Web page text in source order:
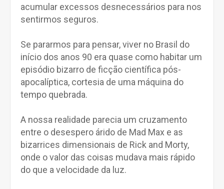
acumular excessos desnecessários para nos
sentirmos seguros.
Se pararmos para pensar, viver no Brasil do
início dos anos 90 era quase como habitar um
episódio bizarro de ficção científica pós-
apocalíptica, cortesia de uma máquina do
tempo quebrada.
A nossa realidade parecia um cruzamento
entre o desespero árido de Mad Max e as
bizarrices dimensionais de Rick and Morty,
onde o valor das coisas mudava mais rápido
do que a velocidade da luz.